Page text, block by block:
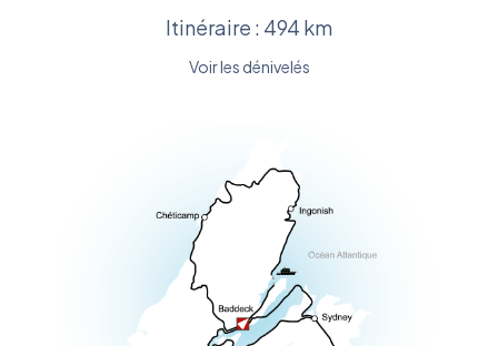
Itinéraire : 494 km
Voir les dénivelés